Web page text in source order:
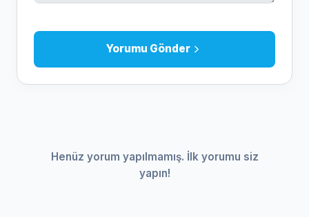
Yorumu Gönder
Henüz yorum yapılmamış. İlk yorumu siz
yapın!